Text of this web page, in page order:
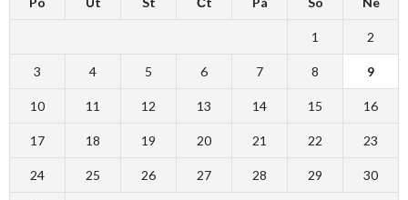
1 2
3 4 5 6 7 8 9
10 11 12 13 14 15 16
17 18 19 20 21 22 23
24 25 26 27 28 29 30